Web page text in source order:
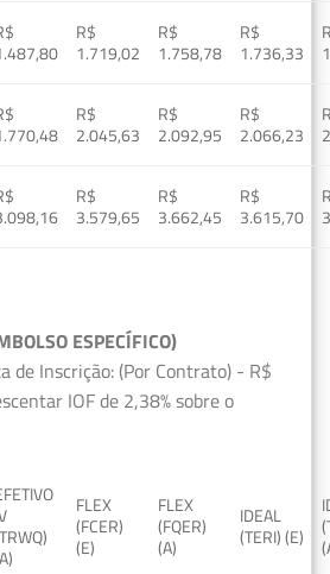
R$
1.719,02
R$
1.758,78
R$
1.736,33
R$
2.045,63
R$
2.092,95
R$
2.066,23
R$
3.579,65
R$
3.662,45
R$
3.615,70
ESPECÍFICO)
de Inscrição: (Por Contrato) - R$
IOF de 2,38% sobre o
FLEX
(FCER)
(E)
FLEX
(FQER)
(A)
IDEAL
(TERI) (E)